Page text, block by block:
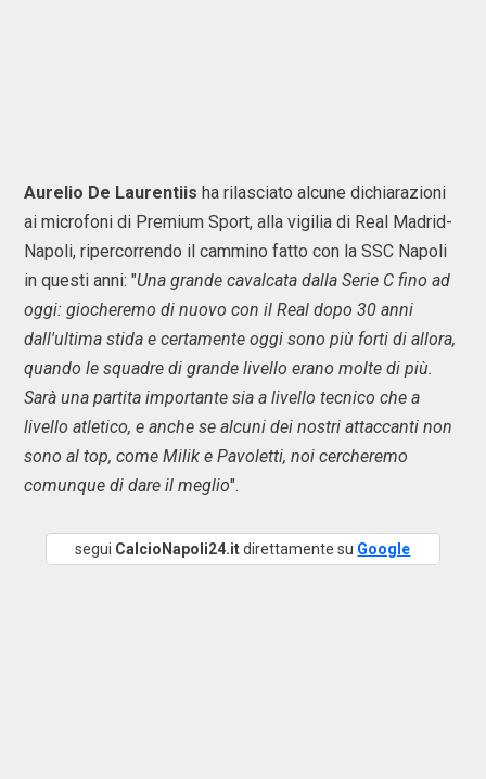
Aurelio De Laurentiis ha rilasciato alcune dichiarazioni
ai microfoni di Premium Sport, alla vigilia di Real Madrid-
Napoli, ripercorrendo il cammino fatto con la SSC Napoli
in questi anni: "Una grande cavalcata dalla Serie C fino ad
oggi: giocheremo di nuovo con il Real dopo 30 anni
dall'ultima stida e certamente oggi sono più forti di allora,
quando le squadre di grande livello erano molte di più.
Sarà una partita importante sia a livello tecnico che a
livello atletico, e anche se alcuni dei nostri attaccanti non
sono al top, come Milik e Pavoletti, noi cercheremo
comunque di dare il meglio".
segui CalcioNapoli24.itdirettamente su Google